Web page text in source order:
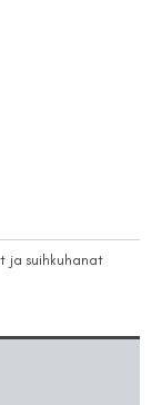
ja suihkuhanat